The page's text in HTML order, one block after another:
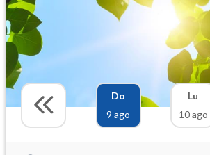
Do
9 ago
Lu
10 ago